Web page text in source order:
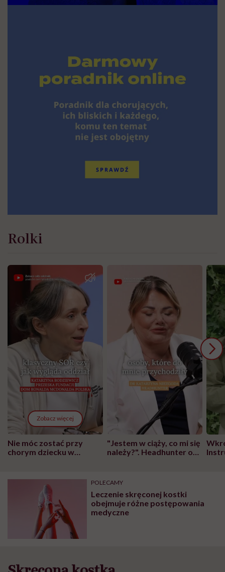
Rolki
Zobacz więcej
Nie móc zostać przy
chorym dziecku w
może chyba tylko
głupota i brak
wyobraźni"
"Jestem w ciąży, co mi się
należy?". Headhunter o
pracy
POLECAMY
Leczenie skręconej kostki
obejmuje różne postępowania
medyczne